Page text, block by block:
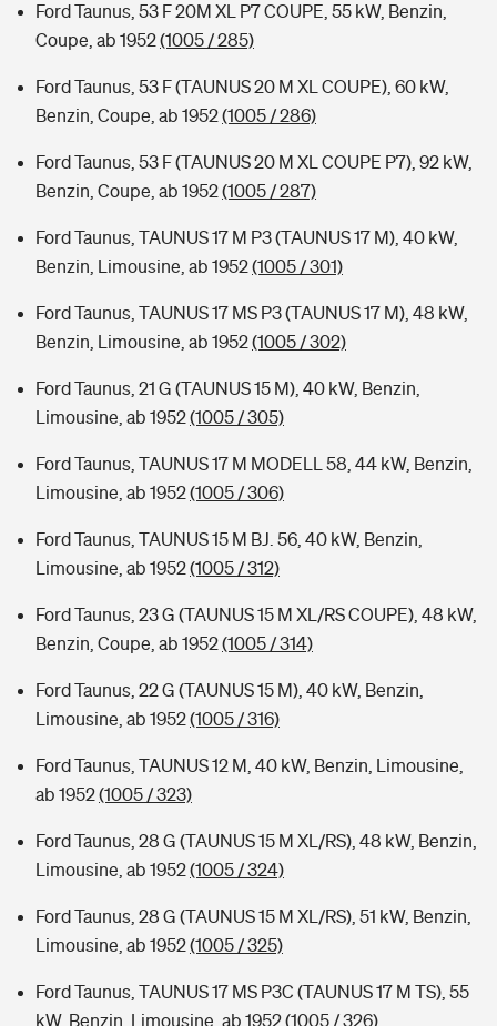
Ford Taunus, 53 F 20M XL P7 COUPE, 55 kW, Benzin,
Coupe, ab 1952(1005 / 285)
Ford Taunus, 53 F (TAUNUS 20 M XL COUPE), 60 kW,
Benzin, Coupe, ab 1952(1005 / 286)
Ford Taunus, 53 F (TAUNUS 20 M XL COUPE P7), 92 kW,
Benzin, Coupe, ab 1952(1005 / 287)
Ford Taunus, TAUNUS 17 M P3 (TAUNUS 17 M), 40 kW,
Benzin, Limousine, ab 1952(1005 / 301)
Ford Taunus, TAUNUS 17 MS P3 (TAUNUS 17 M), 48 kW,
Benzin, Limousine, ab 1952(1005 / 302)
Ford Taunus, 21 G (TAUNUS 15 M), 40 kW, Benzin,
Limousine, ab 1952(1005 / 305)
Ford Taunus, TAUNUS 17 M MODELL 58, 44 kW, Benzin,
Limousine, ab 1952(1005 / 306)
Ford Taunus, TAUNUS 15 M BJ. 56, 40 kW, Benzin,
Limousine, ab 1952(1005 / 312)
Ford Taunus, 23 G (TAUNUS 15 M XL/RS COUPE), 48 kW,
Benzin, Coupe, ab 1952(1005 / 314)
Ford Taunus, 22 G (TAUNUS 15 M), 40 kW, Benzin,
Limousine, ab 1952(1005 / 316)
Ford Taunus, TAUNUS 12 M, 40 kW, Benzin, Limousine,
ab 1952(1005 / 323)
Ford Taunus, 28 G (TAUNUS 15 M XL/RS), 48 kW, Benzin,
Limousine, ab 1952(1005 / 324)
Ford Taunus, 28 G (TAUNUS 15 M XL/RS), 51 kW, Benzin,
Limousine, ab 1952(1005 / 325)
Ford Taunus, TAUNUS 17 MS P3C (TAUNUS 17 M TS), 55
kW, Benzin, Limousine, ab 1952(1005 / 326)